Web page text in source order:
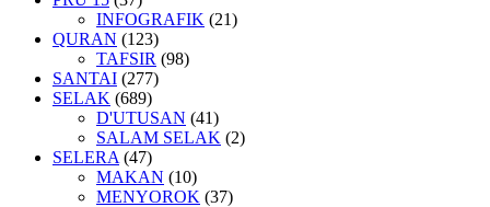
INFOGRAFIK (21)
QURAN (123)
TAFSIR (98)
SANTAI (277)
SELAK (689)
D'UTUSAN (41)
SALAM SELAK (2)
SELERA (47)
MAKAN (10)
MENYOROK (37)